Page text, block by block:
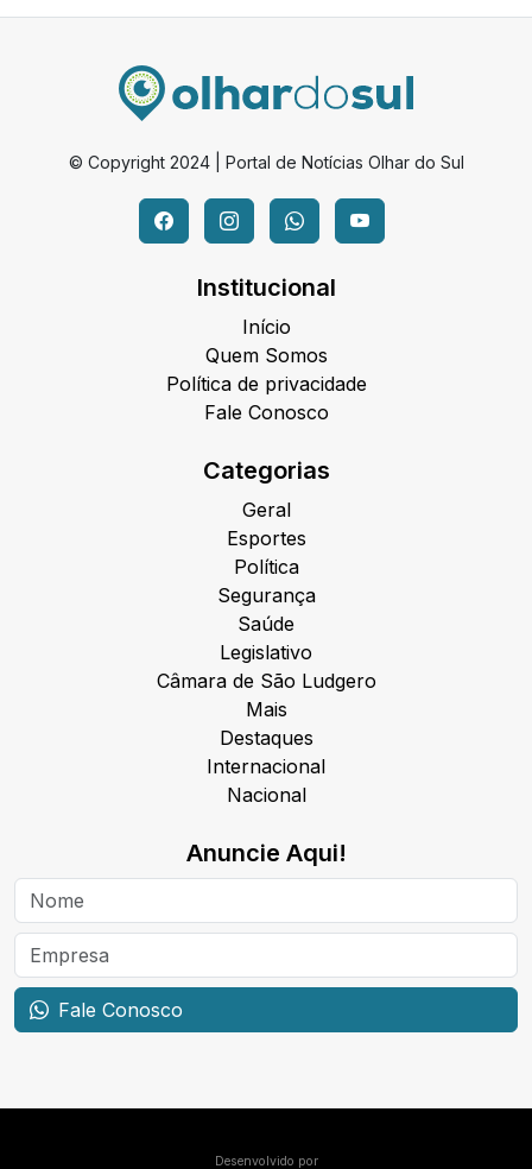
© Copyright 2024 | Portal de Notícias Olhar do Sul
Institucional
Início
Quem Somos
Política de privacidade
Fale Conosco
Categorias
Geral
Esportes
Política
Segurança
Saúde
Legislativo
Câmara de São Ludgero
Mais
Destaques
Internacional
Nacional
Anuncie Aqui!
Fale Conosco
Desenvolvido por